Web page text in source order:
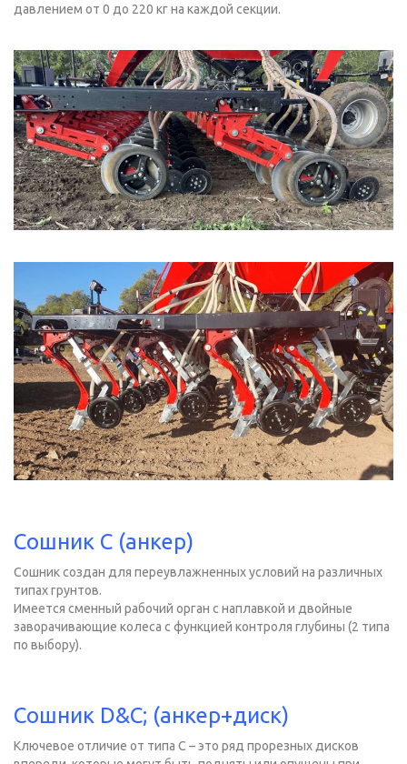
давлением от 0 до 220 кг на каждой секции.
Сошник C (анкер)
Сошник создан для переувлажненных условий на различных
типах грунтов.
Имеется сменный рабочий орган с наплавкой и двойные
заворачивающие колеса с функцией контроля глубины (2 типа
по выбору).
Сошник D&C; (анкер+диск)
Ключевое отличие от типа C – это ряд прорезных дисков